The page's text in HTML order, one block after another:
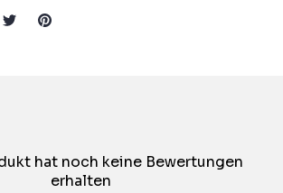
TwitternPinnen
hat noch keine Bewertungen
erhalten